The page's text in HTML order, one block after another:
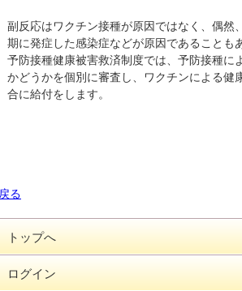
副反応はワクチン接種が原因ではなく、偶然
期に発症した感染症などが原因であることも
予防接種健康被害救済制度では、予防接種に
かどうかを個別に審査し、ワクチンによる健
合に給付をします。
る
トップへ
ログイン